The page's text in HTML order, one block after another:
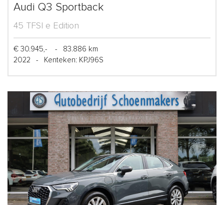
Audi Q3 Sportback
45 TFSI e Edition
€ 30.945,- -
83.886 km
2022
- Kenteken: KPJ96S